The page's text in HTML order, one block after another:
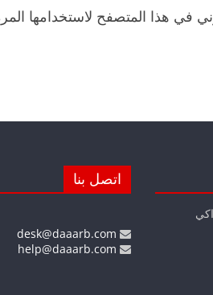
في هذا المتصفح لاستخدامها
اتصل بنا